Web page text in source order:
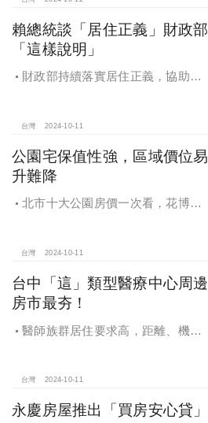
賴總統談「居住正義」財政部
「這樣說明」
財政部持續落實居住正義，協助經
台灣 2024-10-11
公園宅保值性強，區域價位易
升難降
北市十大公園房價一次看，花博年
台灣 2024-10-11
台中「這」類型醫療中心周邊
房市最夯！
醫師族群居住要求高，距離、機能
台灣 2024-10-11
永慶房屋推出「買房安心貸」